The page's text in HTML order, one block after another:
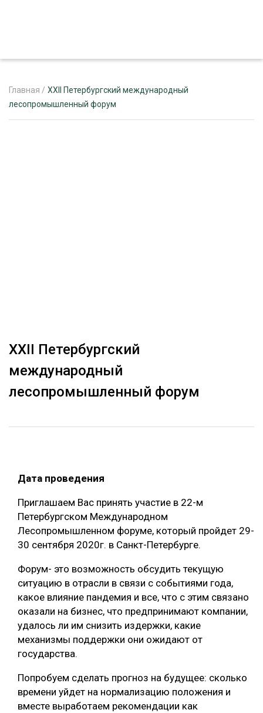
ЛЕСОВОССТАНОВЛЕНИЕ И ЗАЩИТА
ПРОИЗВОДСТВО ДРЕВЕСНЫХ ПЛИТ
ДЕРЕВЯННОЕ ДОМОСТРОЕНИЕ
БЕЗОПАСНОЕ ПРОИЗВОДСТВО
СОРТИРОВКА ДРЕВЕСИНЫ
СУШКА ДРЕВЕСИНЫ
МЕБЕЛЬНОЕ ПРОИЗВОДСТВО
ПОДБОРКИ СТАТЕЙ
Главная / XXII Петербургский международный
лесопромышленный форум
XXII Петербургский
международный
лесопромышленный форум
Дата проведения
Приглашаем Вас принять участие в 22-м
Петербургском Международном
Лесопромышленном форуме, который пройдет 29-
30 сентября 2020г. в Санкт-Петербурге.
Форум- это возможность обсудить текущую
ситуацию в отрасли в связи с событиями года,
какое влияние пандемия и все, что с этим связано
оказали на бизнес, что предпринимают компании,
удалось ли им снизить издержки, какие
механизмы поддержки они ожидают от
государства.
Попробуем сделать прогноз на будущее: сколько
времени уйдет на нормализацию положения и
вместе выработаем рекомендации как